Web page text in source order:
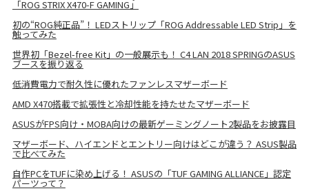
「ROG STRIX X470-F GAMING」
初の“ROG純正品”！ LEDストリップ「ROG Addressable LED Strip」を
触ってみた
世界初「Bezel-free Kit」の一般展示も！ C4 LAN 2018 SPRINGのASUS
ブースを振り返る
低消費電力で耐久性に優れたファンレスマザーボード
AMD X470搭載で拡張性と冷却性能を持たせたマザーボード
ASUSがFPS向け・MOBA向けの最新ゲーミングノート2製品をお披露目
マザーボード、ハイエンドとエントリー向けはどこが違う？ ASUS製品
で比べてみた
自作PCをTUFに染め上げる！ ASUSの「TUF GAMING ALLIANCE」認定
パーツって？